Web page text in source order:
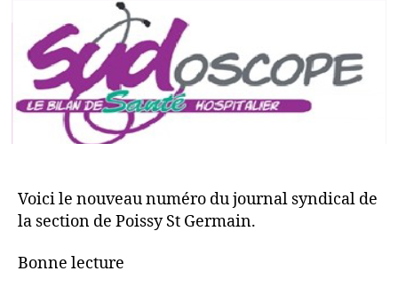
Voici le nouveau numéro du journal syndical de
la section de Poissy St Germain.
Bonne lecture